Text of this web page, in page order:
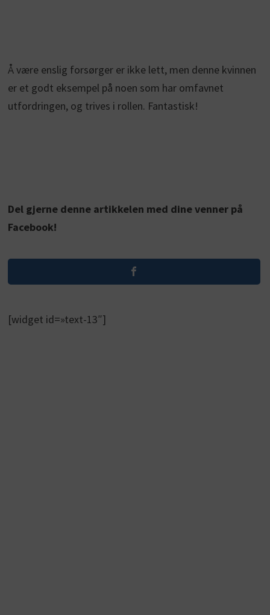
Å være enslig forsørger er ikke lett, men denne kvinnen
er et godt eksempel på noen som har omfavnet
utfordringen, og trives i rollen. Fantastisk!
Del gjerne denne artikkelen med dine venner på
Facebook!
[widget id=»text-13″]